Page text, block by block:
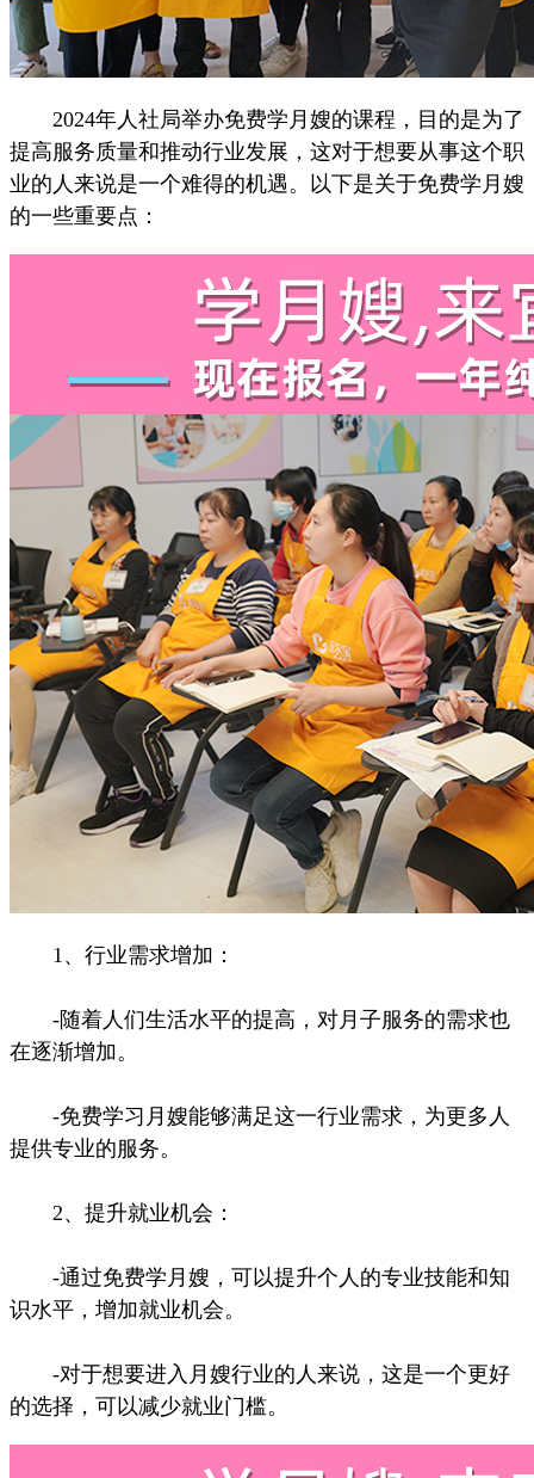
2024年人社局举办免费学月嫂的课程，目的是为了
提高服务质量和推动行业发展，这对于想要从事这个职
业的人来说是一个难得的机遇。以下是关于免费学月嫂
的一些重要点：
1、行业需求增加：
-随着人们生活水平的提高，对月子服务的需求也
在逐渐增加。
-免费学习月嫂能够满足这一行业需求，为更多人
提供专业的服务。
2、提升就业机会：
-通过免费学月嫂，可以提升个人的专业技能和知
识水平，增加就业机会。
-对于想要进入月嫂行业的人来说，这是一个更好
的选择，可以减少就业门槛。